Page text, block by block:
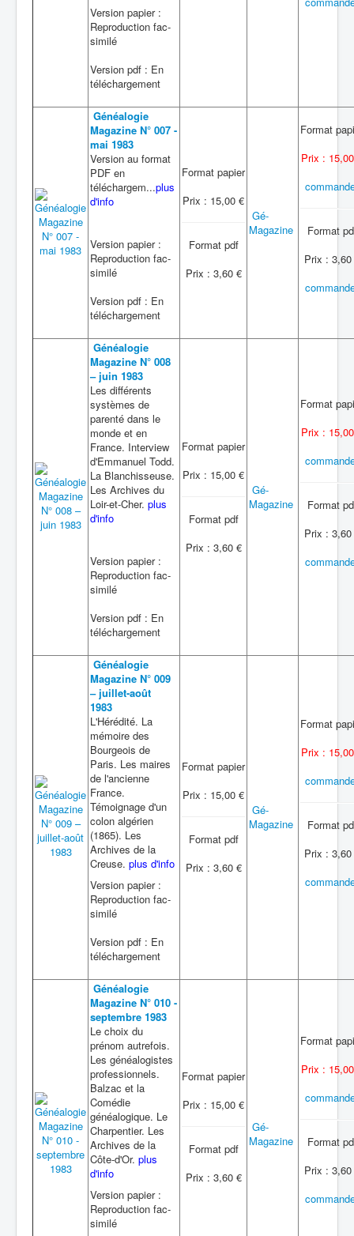
Version papier :
Reproduction fac-
similé
Version pdf : En
téléchargement
Généalogie
Magazine N° 007 -
mai 1983
Version au format
PDF en
téléchargem...plus
d'info
Version papier :
Reproduction fac-
similé
Version pdf : En
téléchargement
Format papier
Prix : 15,00 €
Format pdf
Prix : 3,60 €
Gé-
Magazine
Format
Prix :
Format
Prix : 3,60
Généalogie
Magazine N° 008
– juin 1983
Les différents
systèmes de
parenté dans le
monde et en
France. Interview
d'Emmanuel Todd.
La Blanchisseuse.
Les Archives du
Loir-et-Cher. plus
d'info
Version papier :
Reproduction fac-
similé
Version pdf : En
téléchargement
Format papier
Prix : 15,00 €
Format pdf
Prix : 3,60 €
Gé-
Magazine
Format
Prix :
Format
Prix : 3,60
Généalogie
Magazine N° 009
– juillet-août
1983
L'Hérédité. La
mémoire des
Bourgeois de
Paris. Les maires
de l'ancienne
France.
Témoignage d'un
colon algérien
(1865). Les
Archives de la
Creuse. plus d'info
Version papier :
Reproduction fac-
similé
Version pdf : En
téléchargement
Format papier
Prix : 15,00 €
Format pdf
Prix : 3,60 €
Gé-
Magazine
Format
Prix :
Format
Prix : 3,60
Généalogie
Magazine N° 010 -
septembre 1983
Le choix du
prénom autrefois.
Les généalogistes
professionnels.
Balzac et la
Comédie
généalogique. Le
Charpentier. Les
Archives de la
Côte-d'Or. plus
d'info
Version papier :
Reproduction fac-
similé
Format papier
Prix : 15,00 €
Format pdf
Prix : 3,60 €
Gé-
Magazine
Format
Prix :
Format
Prix : 3,60